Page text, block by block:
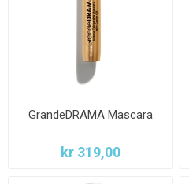
GrandeDRAMA Mascara
kr 319,00